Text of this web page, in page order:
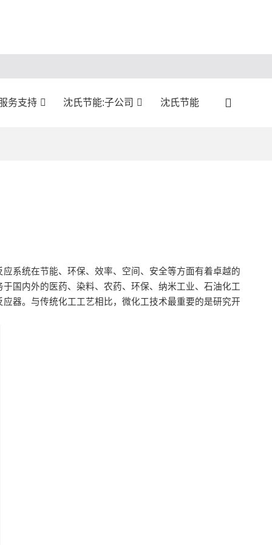
务支持 沈氏节能:子公司 沈氏节能
系统在节能、环保、效率、空间、安全等方面有着卓越的
国内外的医药、染料、农药、环保、纳米工业、石油化工
器。与传统化工工艺相比，微化工技术最重要的是研究开